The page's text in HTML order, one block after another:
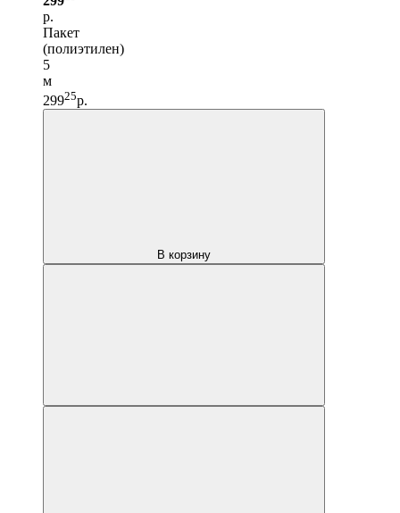
р.
Пакет
(полиэтилен)
5
м
29925р.
В корзину